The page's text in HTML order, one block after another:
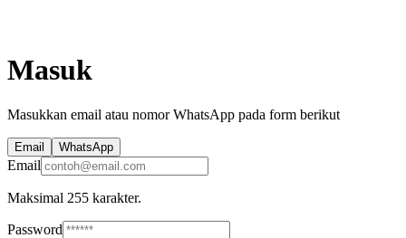
Masuk
Masukkan email atau nomor WhatsApp pada form berikut
Email WhatsApp
Email
Maksimal 255 karakter.
Password